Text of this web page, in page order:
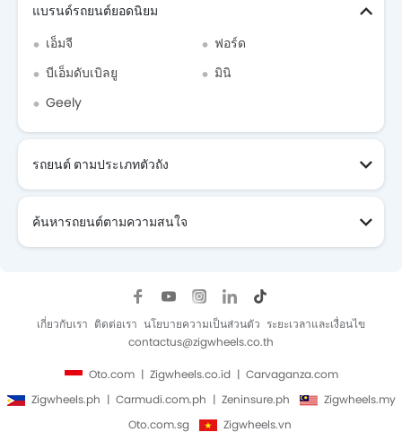
แบรนด์รถยนต์ยอดนิยม
เอ็มจี
ฟอร์ด
บีเอ็มดับเบิลยู
มินิ
Geely
รถยนต์ ตามประเภทตัวถัง
ค้นหารถยนต์ตามความสนใจ
เกี่ยวกับเรา ติดต่อเรา นโยบายความเป็นส่วนตัว ระยะเวลาและเงื่อนไข
contactus@zigwheels.co.th
Oto.com Zigwheels.co.id
Carvaganza.com
Zigwheels.ph
Carmudi.com.ph Zeninsure.ph
Zigwheels.my
Oto.com.sg
Zigwheels.vn